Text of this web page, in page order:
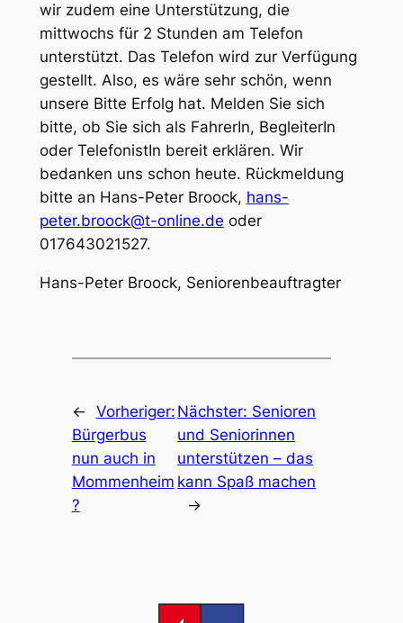
wir zudem eine Unterstützung, die
mittwochs für 2 Stunden am Telefon
unterstützt. Das Telefon wird zur Verfügung
gestellt. Also, es wäre sehr schön, wenn
unsere Bitte Erfolg hat. Melden Sie sich
bitte, ob Sie sich als FahrerIn, BegleiterIn
oder TelefonistIn bereit erklären. Wir
bedanken uns schon heute. Rückmeldung
bitte an Hans-Peter Broock, hans-
peter.broock@t-online.de oder
017643021527.
Hans-Peter Broock, Seniorenbeauftragter
← Vorheriger:
Bürgerbus
nun auch in
Mommenheim
?
Nächster: Senioren
und Seniorinnen
unterstützen – das
kann Spaß machen
→